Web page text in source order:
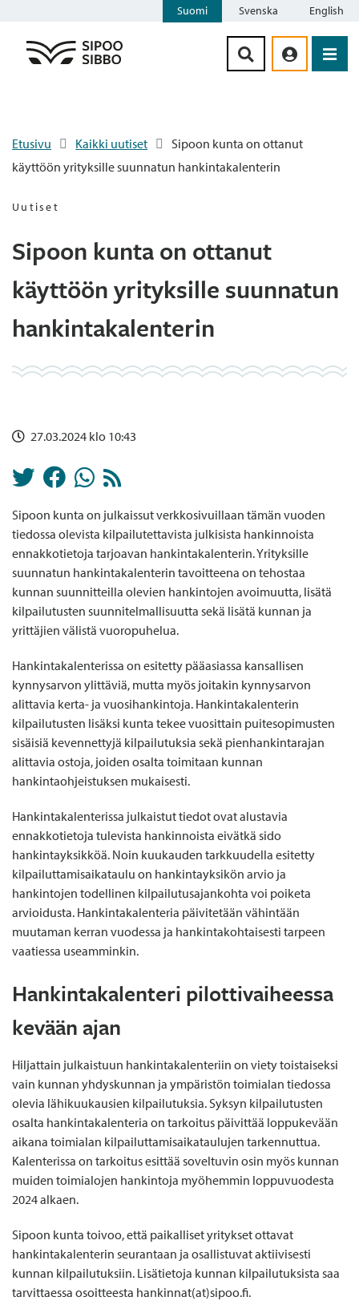
Suomi Svenska English
Etusivu Kaikki uutiset
Sipoon kunta on ottanut
käyttöön yrityksille suunnatun hankintakalenterin
Uutiset
Sipoon kunta on ottanut
käyttöön yrityksille suunnatun
hankintakalenterin
27.03.2024 klo 10:43
Sipoon kunta on julkaissut verkkosivuillaan tämän vuoden
tiedossa olevista kilpailutettavista julkisista hankinnoista
ennakkotietoja tarjoavan hankintakalenterin. Yrityksille
suunnatun hankintakalenterin tavoitteena on tehostaa
kunnan suunnitteilla olevien hankintojen avoimuutta, lisätä
kilpailutusten suunnitelmallisuutta sekä lisätä kunnan ja
yrittäjien välistä vuoropuhelua.
Hankintakalenterissa on esitetty pääasiassa kansallisen
kynnysarvon ylittäviä, mutta myös joitakin kynnysarvon
alittavia kerta- ja vuosihankintoja. Hankintakalenterin
kilpailutusten lisäksi kunta tekee vuosittain puitesopimusten
sisäisiä kevennettyjä kilpailutuksia sekä pienhankintarajan
alittavia ostoja, joiden osalta toimitaan kunnan
hankintaohjeistuksen mukaisesti.
Hankintakalenterissa julkaistut tiedot ovat alustavia
ennakkotietoja tulevista hankinnoista eivätkä sido
hankintayksikköä. Noin kuukauden tarkkuudella esitetty
kilpailuttamisaikataulu on hankintayksikön arvio ja
hankintojen todellinen kilpailutusajankohta voi poiketa
arvioidusta. Hankintakalenteria päivitetään vähintään
muutaman kerran vuodessa ja hankintakohtaisesti tarpeen
vaatiessa useamminkin.
Hankintakalenteri pilottivaiheessa
kevään ajan
Hiljattain julkaistuun hankintakalenteriin on viety toistaiseksi
vain kunnan yhdyskunnan ja ympäristön toimialan tiedossa
olevia lähikuukausien kilpailutuksia. Syksyn kilpailutusten
osalta hankintakalenteria on tarkoitus päivittää loppukevään
aikana toimialan kilpailuttamisaikataulujen tarkennuttua.
Kalenterissa on tarkoitus esittää soveltuvin osin myös kunnan
muiden toimialojen hankintoja myöhemmin loppuvuodesta
2024 alkaen.
Sipoon kunta toivoo, että paikalliset yritykset ottavat
hankintakalenterin seurantaan ja osallistuvat aktiivisesti
kunnan kilpailutuksiin. Lisätietoja kunnan kilpailutuksista saa
tarvittaessa osoitteesta hankinnat(at)sipoo.fi.